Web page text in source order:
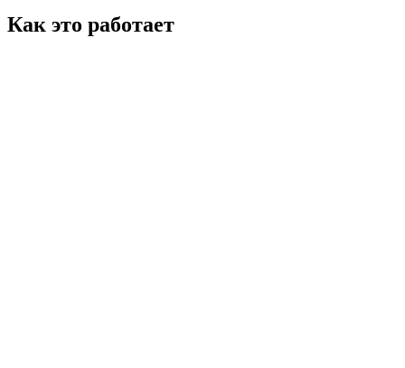
Как это работает